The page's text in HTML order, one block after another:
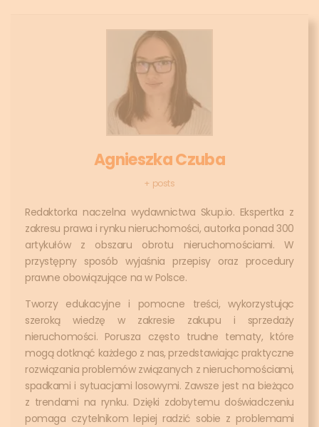
Agnieszka Czuba
+ posts
Redaktorka naczelna wydawnictwa Skup.io. Ekspertka z
zakresu prawa i rynku nieruchomości, autorka ponad 300
artykułów z obszaru obrotu nieruchomościami. W
przystępny sposób wyjaśnia przepisy oraz procedury
prawne obowiązujące na w Polsce.
Tworzy edukacyjne i pomocne treści, wykorzystując
szeroką wiedzę w zakresie zakupu i sprzedaży
nieruchomości. Porusza często trudne tematy, które
mogą dotknąć każdego z nas, przedstawiając praktyczne
rozwiązania problemów związanych z nieruchomościami,
spadkami i sytuacjami losowymi. Zawsze jest na bieżąco
z trendami na rynku. Dzięki zdobytemu doświadczeniu
pomaga czytelnikom lepiej radzić sobie z problemami